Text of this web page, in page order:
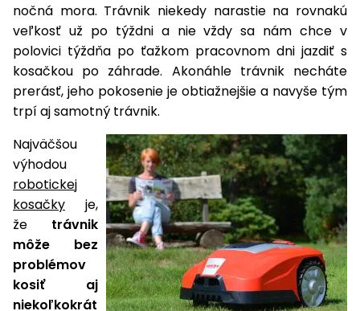
Náhradné
nože
Vidly
Štiepačky
dreva
Drviče
vetiev
Špalíkovače
Fukáre a
vysávače
na lístie
Záhradné
vozíky
Fúriky
boxy
Ochrana
rastlín
Záhradné
koše
Krhly
obrubníky
Tieniace
textílie
Odpudzovače
a pasce
Príslušenstvo
stoly
Vibračné
dosky
Transportéry
Rezačky
na
betón
Meracie
prístroje
Nabíjačky
autobatérií
Seniorské
vozíky
Prilby
Doplnky
nočná mora. Trávnik niekedy narastie na rovnakú
veľkosť už po týždni a nie vždy sa nám chce v
polovici týždňa po ťažkom pracovnom dni jazdiť s
kosačkou po záhrade. Akonáhle trávnik necháte
prerásť, jeho pokosenie je obtiažnejšie a navyše tým
trpí aj samotný trávnik.
Najväčšou
výhodou
robotickej
kosačky je,
že trávnik
môže bez
problémov
kosiť aj
niekoľkokrát